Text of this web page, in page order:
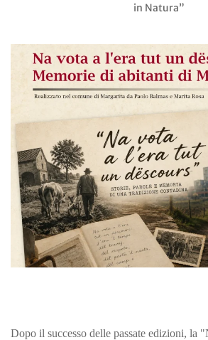
in Natura”
Dopo il successo delle passate edizioni, la